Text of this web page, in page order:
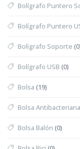
Bolígrafo Puntero
Bolígrafo Puntero
Bolígrafo Soporte
Bolígrafo USB (0)
Bolsa (19)
Bolsa Antibacteriana
Bolsa Balón (0)